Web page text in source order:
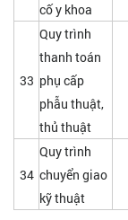
cố y khoa
33
Quy trình
thanh toán
phụ cấp
phẫu thuật,
thủ thuật
34
Quy trình
chuyển giao
kỹ thuật